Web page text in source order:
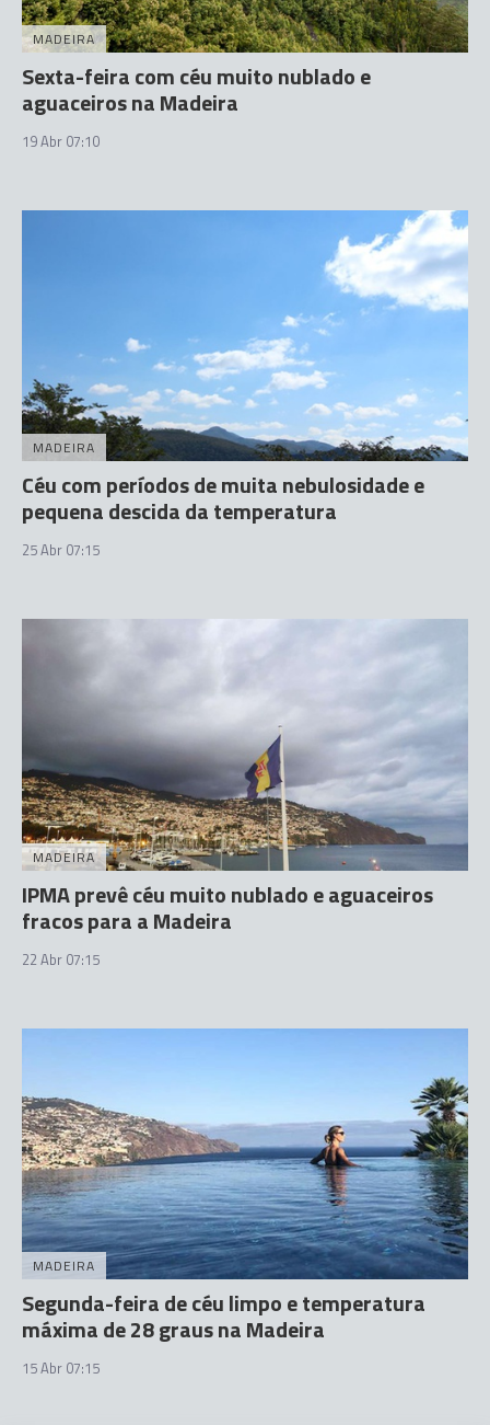
MADEIRA
Sexta-feira com céu muito nublado e
aguaceiros na Madeira
19 Abr 07:10
MADEIRA
Céu com períodos de muita nebulosidade e
pequena descida da temperatura
25 Abr 07:15
MADEIRA
IPMA prevê céu muito nublado e aguaceiros
fracos para a Madeira
22 Abr 07:15
MADEIRA
Segunda-feira de céu limpo e temperatura
máxima de 28 graus na Madeira
15 Abr 07:15